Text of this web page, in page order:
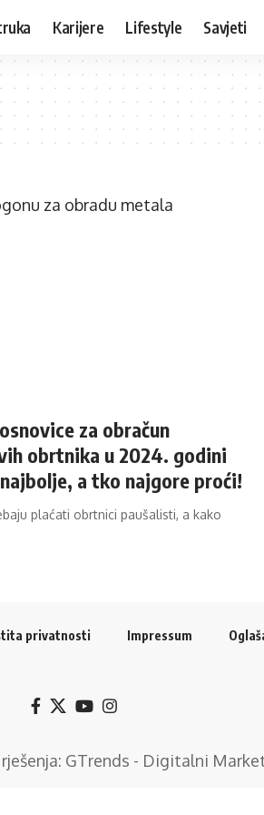
Karijere Lifestyle Savjeti
za obračun
obrtnika u 2024. godini
a tko najgore proći!
plaćati obrtnici paušalisti, a kako
privatnosti Impressum
GTrends - Digitalni